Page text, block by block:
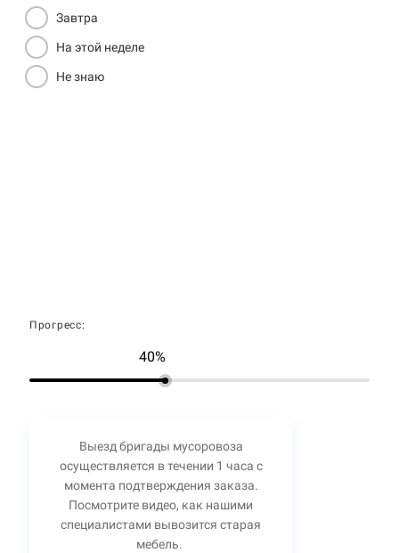
Завтра
На этой неделе
Не знаю
Прогресс:
40%
Выезд бригады мусоровоза
осуществляется в течении 1 часа с
момента подтверждения заказа.
Посмотрите видео, как нашими
специалистами вывозится старая
мебель.